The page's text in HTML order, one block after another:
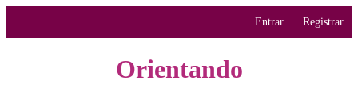
Entrar Registrar
Orientando